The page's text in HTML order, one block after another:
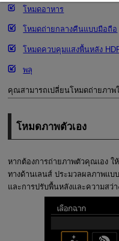
โหมดอาหาร
โหมดถ่ายกลางคืนแบบมือถือ
โหมดควบคุมแสงพื้นหลัง
พลุ
คุณสามารถเปลี่ยนโหมดถ่ายภาพ
โหมดภาพตัวเอง
หากต้องการถ่ายภาพตัวคุณเอง ใ
ทางด้านเลนส์ ประมวลผลภาพแบ
และการปรับพื้นหลังและความสว่